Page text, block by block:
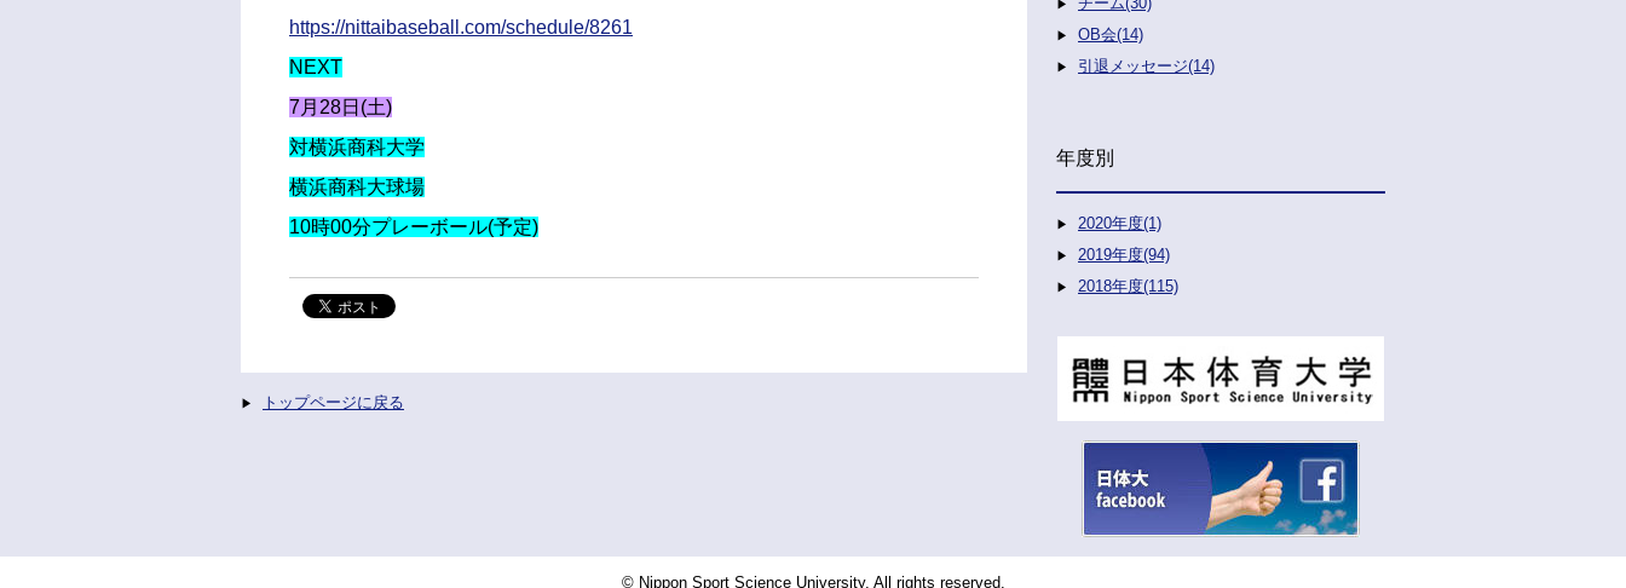
https://nittaibaseball.com/schedule/8261
NEXT
7月28日(土)
対横浜商科大学
横浜商科大球場
10時00分プレーボール(予定)
トップページに戻る
OB会(14)
引退メッセージ(14)
年度別
2020年度(1)
2019年度(94)
2018年度(115)
© Nippon Sport Science University, All rights reserved.